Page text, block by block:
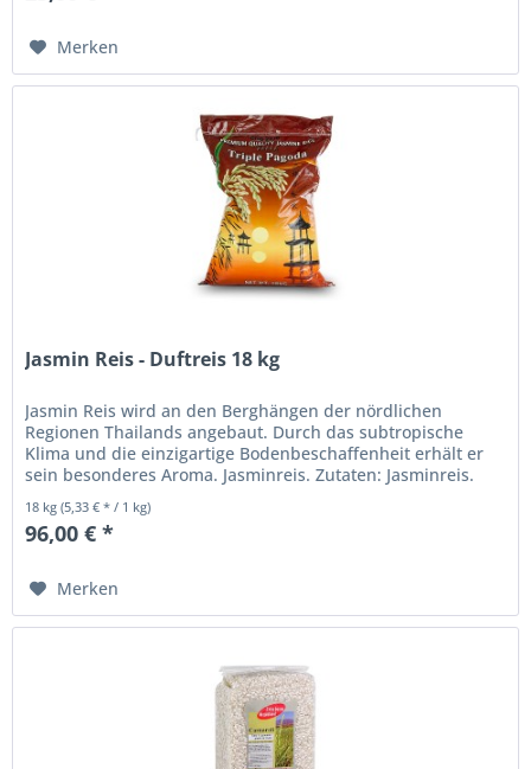
Merken
Jasmin Reis - Duftreis 18 kg
Jasmin Reis wird an den Berghängen der nördlichen
Regionen Thailands angebaut. Durch das subtropische
Klima und die einzigartige Bodenbeschaffenheit erhält er
sein besonderes Aroma. Jasminreis. Zutaten: Jasminreis.
18 kg(5,33 € * / 1 kg)
96,00 € *
Merken